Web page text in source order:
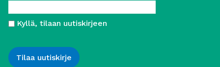
Kyllä, tilaan uutiskirjeen